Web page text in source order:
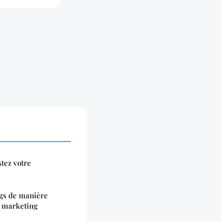
votre
de manière
marketing